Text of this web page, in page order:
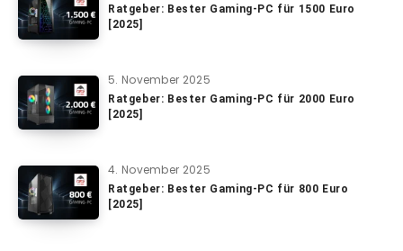
Ratgeber: Bester Gaming-PC für 1500 Euro
[2025]
5. November 2025
Ratgeber: Bester Gaming-PC für 2000 Euro
[2025]
4. November 2025
Ratgeber: Bester Gaming-PC für 800 Euro
[2025]